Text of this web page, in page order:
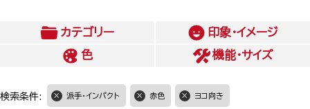
カテゴリー
印象・イメージ
色
機能・サイズ
検索条件: 派手・インパクト 赤色 ヨコ向き